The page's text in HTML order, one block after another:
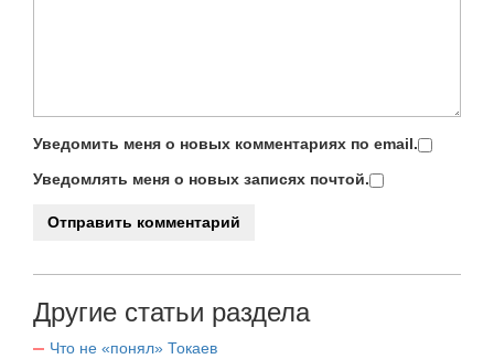
Уведомить меня о новых комментариях по email.
Уведомлять меня о новых записях почтой.
Другие статьи раздела
Что не «понял» Токаев